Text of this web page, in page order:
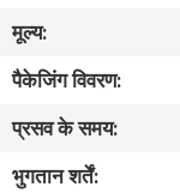
में
कारखाना
भ्रमण
मूल्य:
पैकेजिंग विवरण:
प्रसव के समय:
भुगतान शर्तें: